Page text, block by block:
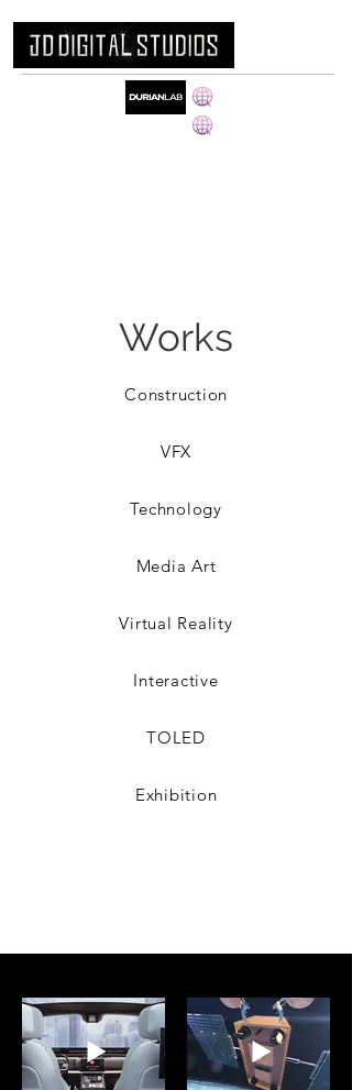
Works
Construction
VFX
Technology
Media Art
Virtual Reality
Interactive
TOLED
Exhibition